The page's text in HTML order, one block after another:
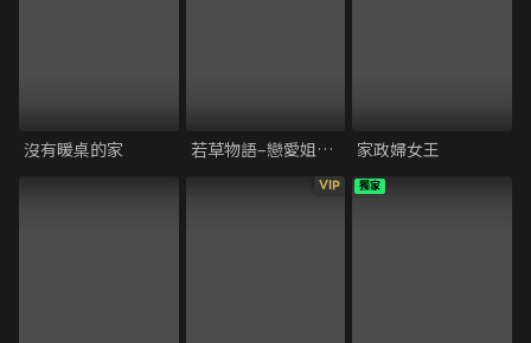
沒有暖桌的家 若草物語–戀愛姐妹與無法戀愛的我– 家政婦女王
VIP 獨家